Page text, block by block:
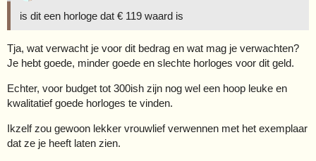
is dit een horloge dat € 119 waard is
Tja, wat verwacht je voor dit bedrag en wat mag je verwachten?
Je hebt goede, minder goede en slechte horloges voor dit geld.
Echter, voor budget tot 300ish zijn nog wel een hoop leuke en
kwalitatief goede horloges te vinden.
Ikzelf zou gewoon lekker vrouwlief verwennen met het exemplaar
dat ze je heeft laten zien.